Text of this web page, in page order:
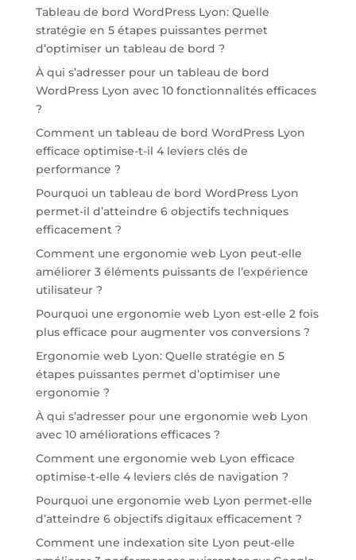
Tableau de bord WordPress Lyon: Quelle
stratégie en 5 étapes puissantes permet
d’optimiser un tableau de bord ?
À qui s’adresser pour un tableau de bord
WordPress Lyon avec 10 fonctionnalités efficaces
?
Comment un tableau de bord WordPress Lyon
efficace optimise-t-il 4 leviers clés de
performance ?
Pourquoi un tableau de bord WordPress Lyon
permet-il d’atteindre 6 objectifs techniques
efficacement ?
Comment une ergonomie web Lyon peut-elle
améliorer 3 éléments puissants de l’expérience
utilisateur ?
Pourquoi une ergonomie web Lyon est-elle 2 fois
plus efficace pour augmenter vos conversions ?
Ergonomie web Lyon: Quelle stratégie en 5
étapes puissantes permet d’optimiser une
ergonomie ?
À qui s’adresser pour une ergonomie web Lyon
avec 10 améliorations efficaces ?
Comment une ergonomie web Lyon efficace
optimise-t-elle 4 leviers clés de navigation ?
Pourquoi une ergonomie web Lyon permet-elle
d’atteindre 6 objectifs digitaux efficacement ?
Comment une indexation site Lyon peut-elle